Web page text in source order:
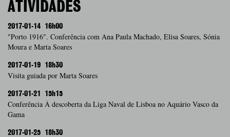
ATIVIDADES
2017-01-14 16h00
"Porto 1916". Conferência com Ana Paula Machado, Elisa Soares, Sónia
Moura e Marta Soares
2017-01-19 18h30
Visita guiada por Marta Soares
2017-01-21 15h15
Conferência À descoberta da Liga Naval de Lisboa no Aquário Vasco da
Gama
2017-01-25 18h30